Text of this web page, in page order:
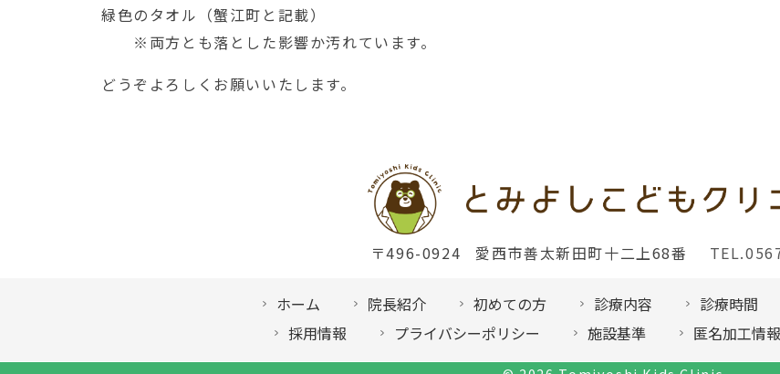
緑色のタオル（蟹江町と記載）
※両方とも落とした影響か汚れています。
どうぞよろしくお願いいたします。
〒496-0924 愛西市善太新田町十二上68番
ホーム 院長紹介 初めての方 診療内容 診療時間
採用情報
プライバシーポリシー 施設基準 匿名加工情